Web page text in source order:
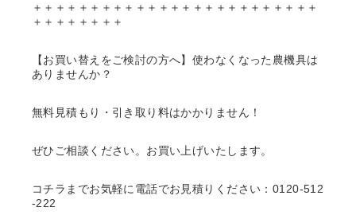
＋＋＋＋＋＋＋＋＋＋＋＋＋＋＋＋＋＋＋＋＋＋＋＋＋
＋＋＋＋＋＋＋＋
【お買い替えをご検討の方へ】使わなくなった農機具は
ありませんか？
無料見積もり・引き取り料はかかりません！
ぜひご相談ください。お買い上げいたします。
コチラまでお気軽に電話でお見積りください：0120-512
-222